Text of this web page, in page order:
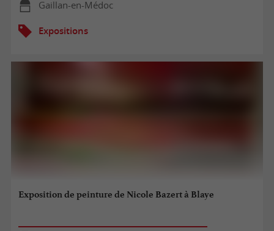
Gaillan-en-Médoc
Expositions
Exposition de peinture de Nicole Bazert à Blaye